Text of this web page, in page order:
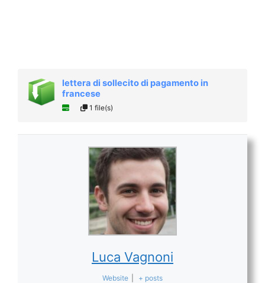
lettera di sollecito di pagamento in
francese
1 file(s)
Luca Vagnoni
Website + posts